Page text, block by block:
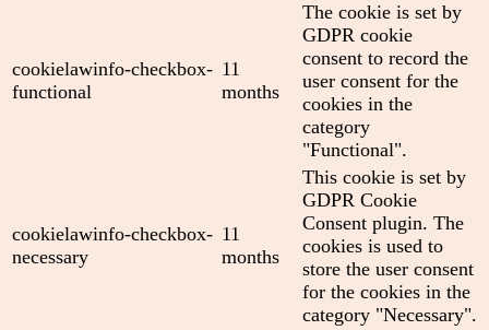
cookielawinfo-checkbox-
functional
11
months
The cookie is set by
GDPR cookie
consent to record the
user consent for the
cookies in the
category
"Functional".
cookielawinfo-checkbox-
necessary
11
months
This cookie is set by
GDPR Cookie
Consent plugin. The
cookies is used to
store the user consent
for the cookies in the
category "Necessary".